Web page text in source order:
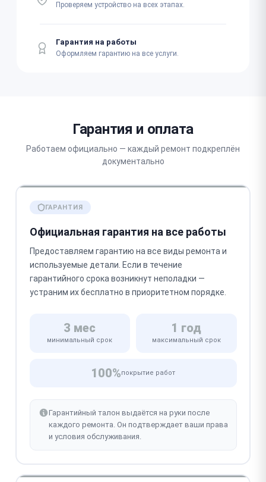
Проверяем устройство на всех этапах.
Гарантия на работы
Оформляем гарантию на все услуги.
Гарантия и оплата
Работаем официально — каждый ремонт подкреплён
документально
ГАРАНТИЯ
Официальная гарантия на все работы
Предоставляем гарантию на все виды ремонта и
используемые детали. Если в течение
гарантийного срока возникнут неполадки —
устраним их бесплатно в приоритетном порядке.
3 мес
минимальный срок
1 год
максимальный срок
100%покрытие работ
Гарантийный талон выдаётся на руки после
каждого ремонта. Он подтверждает ваши права
и условия обслуживания.